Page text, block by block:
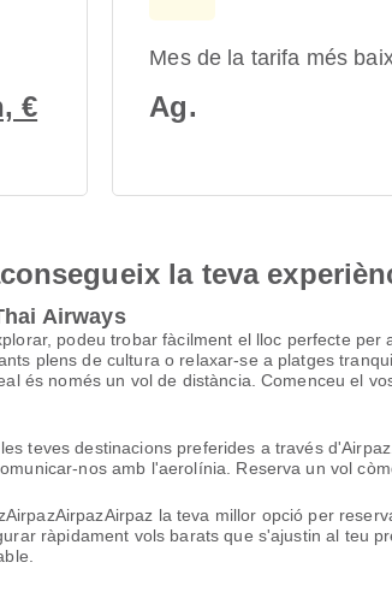
€
Mes de la tarifa més
Ag.
la teva
Airways
podeu trobar fàcilment el lloc perfecte
plens de cultura o relaxar-se a platges
és només un vol de distància. Comenceu el
teves destinacions preferides a través
nos amb l'aerolínia. Reserva un vol
la teva millor opció per
ràpidament vols barats que s'ajustin al teu